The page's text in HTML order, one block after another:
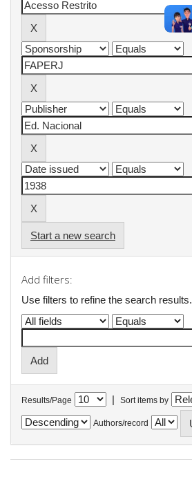
Start a new search
Add filters:
Use filters to refine the search results.
Results/Page | Sort items by
Authors/record